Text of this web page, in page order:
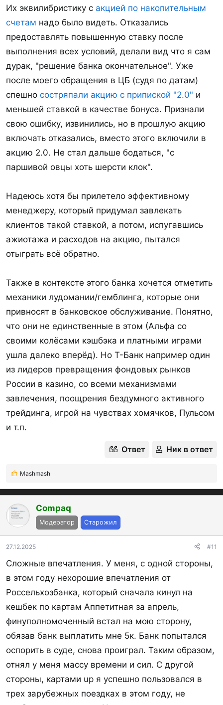
Их эквилибристику с акцией по накопительным
счетам надо было видеть. Отказались
предоставлять повышенную ставку после
выполнения всех условий, делали вид что я сам
дурак, "решение банка окончательное". Уже
после моего обращения в ЦБ (судя по датам)
спешно состряпали акцию с припиской "2.0" и
меньшей ставкой в качестве бонуса. Признали
свою ошибку, извинились, но в прошлую акцию
включать отказались, вместо этого включили в
акцию 2.0. Не стал дальше бодаться, "с
паршивой овцы хоть шерсти клок".
Надеюсь хотя бы прилетело эффективному
менеджеру, который придумал завлекать
клиентов такой ставкой, а потом, испугавшись
ажиотажа и расходов на акцию, пытался
отыграть всё обратно.
Также в контексте этого банка хочется отметить
механики лудомании/гемблинга, которые они
привносят в банковское обслуживание. Понятно,
что они не единственные в этом (Альфа со
своими колёсами кэшбэка и платными играми
ушла далеко вперёд). Но Т-Банк например один
из лидеров превращения фондовых рынков
России в казино, со всеми механизмами
завлечения, поощрения бездумного активного
трейдинга, игрой на чувствах хомячков, Пульсом
и т.п.
Ответ Ник в ответ
Р
а
к
ц
и
и
:
Mashmash
Compaq
Модератор Старожил
27.12.2025 #11
Сложные впечатления. У меня, с одной стороны,
в этом году нехорошие впечатления от
Россельхозбанка, который сначала кинул на
кешбек по картам Аппетитная за апрель,
финуполномоченный встал на мою сторону,
обязав банк выплатить мне 5к. Банк попытался
оспорить в суде, снова проиграл. Таким образом,
отнял у меня массу времени и сил. С другой
стороны, картами up я успешно пользовался в
трех зарубежных поездках в этом году, не